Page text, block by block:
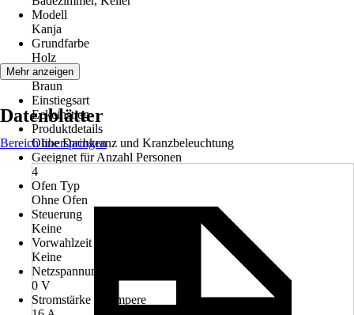
Modell
Kanja
Grundfarbe
Holz
Farbton
Braun
Einstiegsart
Eckeinstieg
Produktdetails
Ohne Dachkranz und Kranzbeleuchtung
Geeignet für Anzahl Personen
4
Ofen Typ
Ohne Ofen
Steuerung
Keine
Vorwahlzeit der Steuerung
Keine
Netzspannung
0 V
Stromstärke in Ampere
Mehr anzeigen
Datenblätter
Bereich überspringen